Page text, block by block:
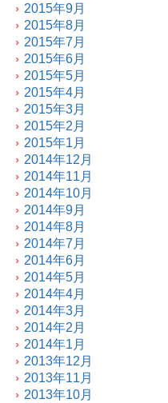
2015年9月
2015年8月
2015年7月
2015年6月
2015年5月
2015年4月
2015年3月
2015年2月
2015年1月
2014年12月
2014年11月
2014年10月
2014年9月
2014年8月
2014年7月
2014年6月
2014年5月
2014年4月
2014年3月
2014年2月
2014年1月
2013年12月
2013年11月
2013年10月